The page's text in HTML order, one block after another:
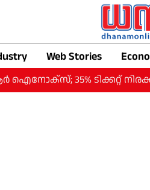
Web Stories
35% ടിക്കറ്റ് നിരക്ക്